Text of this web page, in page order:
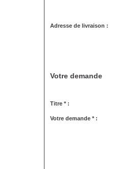
Adresse de livraison :
Votre demande
Titre * :
Votre demande * :